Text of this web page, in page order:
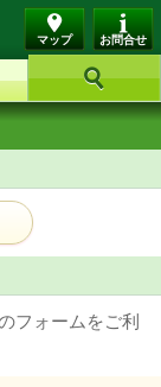
マップ お問合せ
お好み検索
フォームをご利